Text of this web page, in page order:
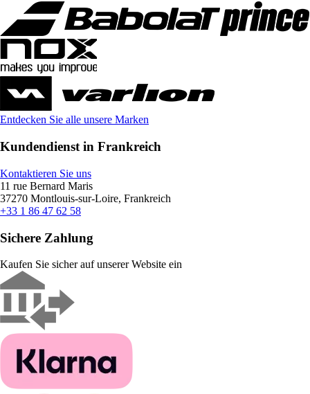
Entdecken Sie alle unsere Marken
Kundendienst in Frankreich
Kontaktieren Sie uns
11 rue Bernard Maris
37270 Montlouis-sur-Loire, Frankreich
+33 1 86 47 62 58
Sichere Zahlung
Kaufen Sie sicher auf unserer Website ein